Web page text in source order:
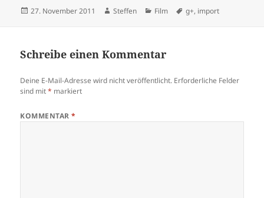
Veröffentlicht
27. November 2011 Autor
Steffen Kategorien
Film Schlagwörter
g+, import
Schreibe einen Kommentar
Deine E-Mail-Adresse wird nicht veröffentlicht. Erforderliche Felder
sind mit* markiert
KOMMENTAR*